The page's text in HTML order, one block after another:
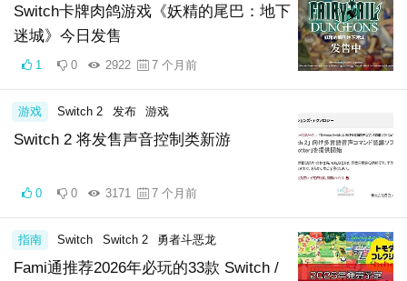
Switch卡牌肉鸽游戏《妖精的尾巴：地下
迷城》今日发售
1 0 2922 7 个月前
Switch 2 将发售声音控制类新游
游戏 Switch 2 发布 游戏
0 0 3171 7 个月前
Fami通推荐2026年必玩的33款 Switch /
指南 Switch Switch 2 勇者斗恶龙